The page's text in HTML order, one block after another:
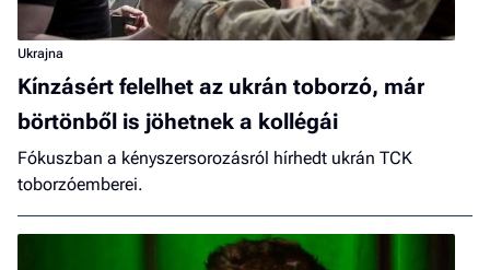
Ukrajna
Kínzásért felelhet az ukrán toborzó, már
börtönből is jöhetnek a kollégái
Fókuszban a kényszersorozásról hírhedt ukrán TCK
toborzóemberei.